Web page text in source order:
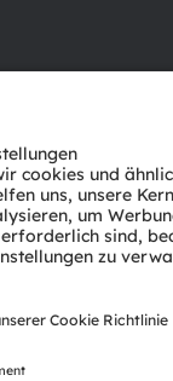
reserved.